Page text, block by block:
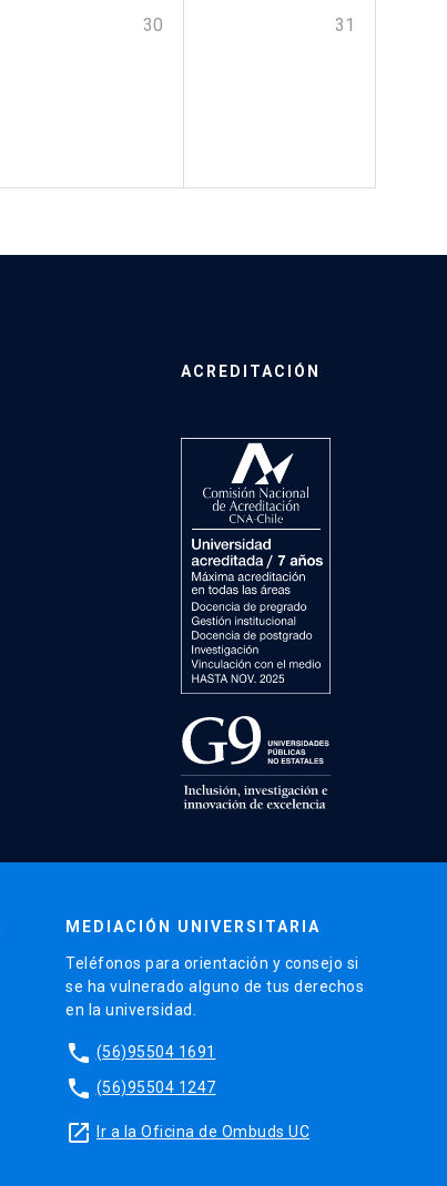
30 31
ACREDITACIÓN
MEDIACIÓN UNIVERSITARIA
Teléfonos para orientación y consejo si
se ha vulnerado alguno de tus derechos
en la universidad.
phone (56)95504 1691
phone (56)95504 1247
launch Ir a la Oficina de Ombuds UC